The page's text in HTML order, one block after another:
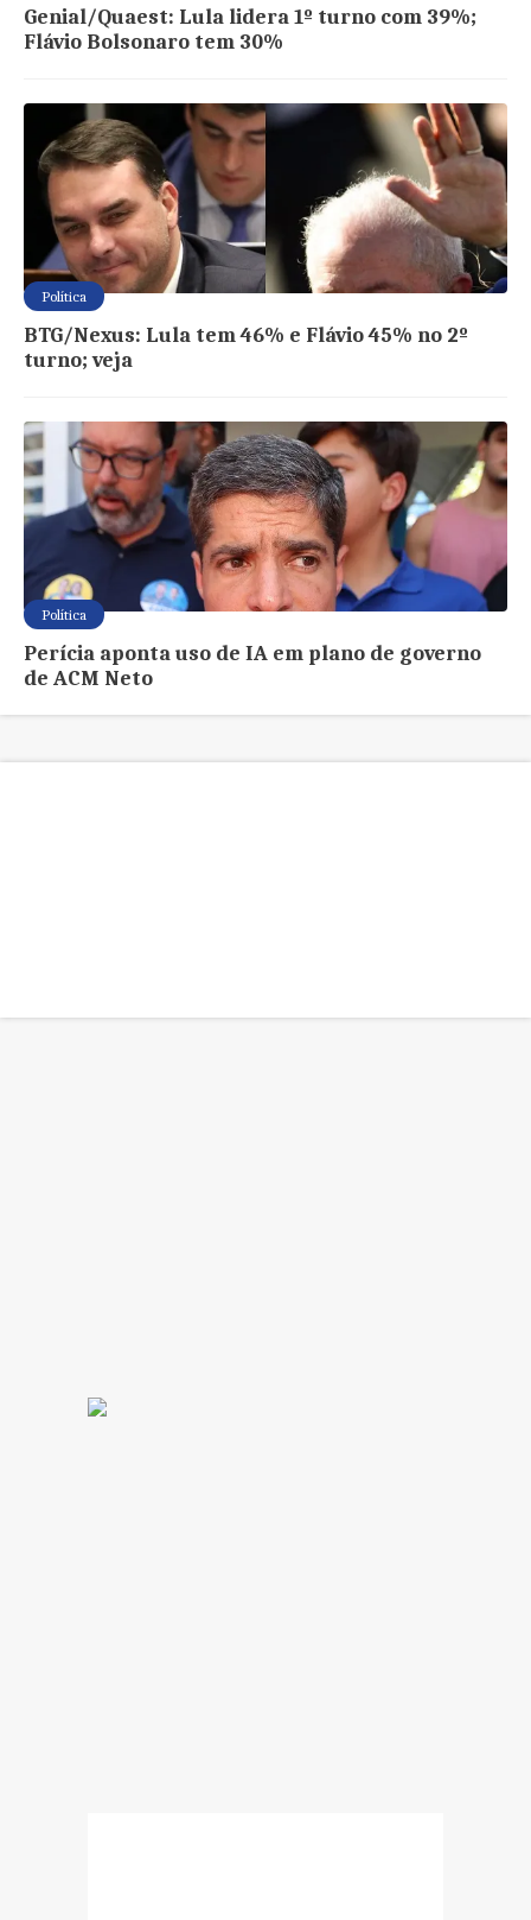
Genial/Quaest: Lula lidera 1º turno com 39%;
Flávio Bolsonaro tem 30%
Política
BTG/Nexus: Lula tem 46% e Flávio 45% no 2º
turno; veja
Política
Perícia aponta uso de IA em plano de governo
de ACM Neto